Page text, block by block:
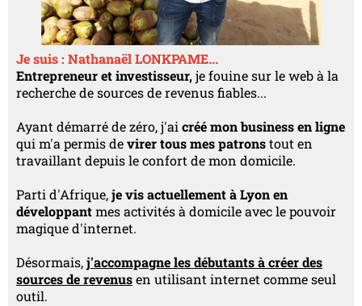
Je suis : Nathanaël LONKPAME...
Entrepreneur et investisseur,je fouine sur le web à la
recherche de sources de revenus fiables...
Ayant démarré de zéro, j'ai créé mon business en ligne
qui m'a permis devirer tous mes patronstout en
travaillant depuis le confort de mon domicile.
Parti d'Afrique,je vis actuellement à Lyon en
développantmes activités à domicile avec le pouvoir
magique d'internet.
Désormais,j'accompagne les débutants à créer des
sources de revenusen utilisant internet comme seul
outil.